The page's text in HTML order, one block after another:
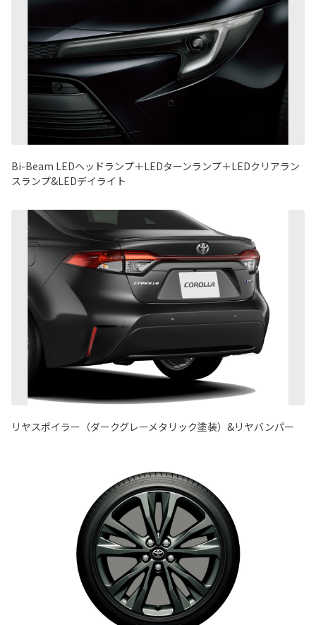
Bi-Beam LEDヘッドランプ＋LEDターンランプ＋LEDクリアラン
スランプ&LEDデイライト
リヤスポイラー（ダークグレーメタリック塗装）&リヤバンパー